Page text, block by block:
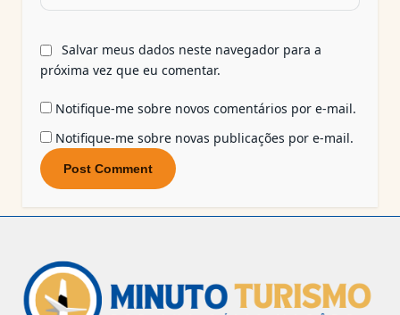
Salvar meus dados neste navegador para a
próxima vez que eu comentar.
Notifique-me sobre novos comentários por e-mail.
Notifique-me sobre novas publicações por e-mail.